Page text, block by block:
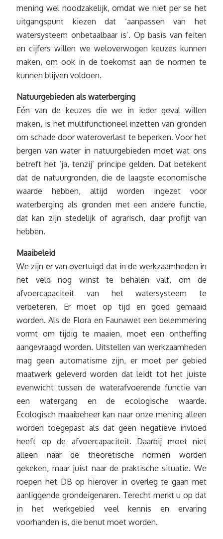
mening wel noodzakelijk, omdat we niet per se het
uitgangspunt kiezen dat ‘aanpassen van het
watersysteem onbetaalbaar is’. Op basis van feiten
en cijfers willen we weloverwogen keuzes kunnen
maken, om ook in de toekomst aan de normen te
kunnen blijven voldoen.
Natuurgebieden als waterberging
Eén van de keuzes die we in ieder geval willen
maken, is het multifunctioneel inzetten van gronden
om schade door wateroverlast te beperken. Voor het
bergen van water in natuurgebieden moet wat ons
betreft het ‘ja, tenzij’ principe gelden. Dat betekent
dat de natuurgronden, die de laagste economische
waarde hebben, altijd worden ingezet voor
waterberging als gronden met een andere functie,
dat kan zijn stedelijk of agrarisch, daar profijt van
hebben.
Maaibeleid
We zijn er van overtuigd dat in de werkzaamheden in
het veld nog winst te behalen valt, om de
afvoercapaciteit van het watersysteem te
verbeteren. Er moet op tijd en goed gemaaid
worden. Als de Flora en Faunawet een belemmering
vormt om tijdig te maaien, moet een ontheffing
aangevraagd worden. Uitstellen van werkzaamheden
mag geen automatisme zijn, er moet per gebied
maatwerk geleverd worden dat leidt tot het juiste
evenwicht tussen de waterafvoerende functie van
een watergang en de ecologische waarde.
Ecologisch maaibeheer kan naar onze mening alleen
worden toegepast als dat geen negatieve invloed
heeft op de afvoercapaciteit. Daarbij moet niet
alleen naar de theoretische normen worden
gekeken, maar juist naar de praktische situatie. We
roepen het DB op hierover in overleg te gaan met
aanliggende grondeigenaren. Terecht merkt u op dat
in het werkgebied veel kennis en ervaring
voorhanden is, die benut moet worden.